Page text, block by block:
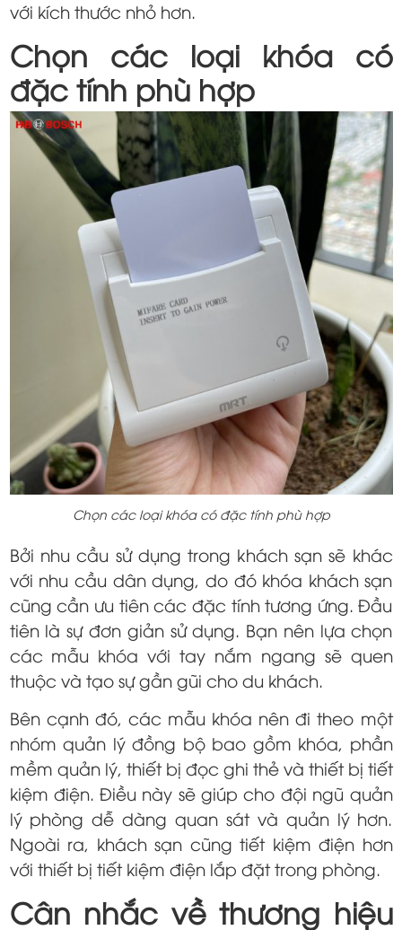
với kích thước nhỏ hơn.
Chọn các loại khóa có
đặc tính phù hợp
Chọn các loại khóa có đặc tính phù hợp
Bởi nhu cầu sử dụng trong khách sạn sẽ khác
với nhu cầu dân dụng, do đó khóa khách sạn
cũng cần ưu tiên các đặc tính tương ứng. Đầu
tiên là sự đơn giản sử dụng. Bạn nên lựa chọn
các mẫu khóa với tay nắm ngang sẽ quen
thuộc và tạo sự gần gũi cho du khách.
Bên cạnh đó, các mẫu khóa nên đi theo một
nhóm quản lý đồng bộ bao gồm khóa, phần
mềm quản lý, thiết bị đọc ghi thẻ và thiết bị tiết
kiệm điện. Điều này sẽ giúp cho đội ngũ quản
lý phòng dễ dàng quan sát và quản lý hơn.
Ngoài ra, khách sạn cũng tiết kiệm điện hơn
với thiết bị tiết kiệm điện lắp đặt trong phòng.
Cân nhắc về thương hiệu